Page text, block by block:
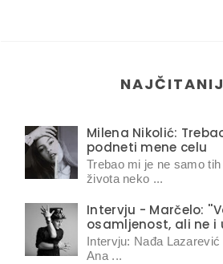
Milena Nikolić:
podneti mene celu
Trebao mi je ne samo
života neko ...
Intervju - Marčelo:
osamljenost, ali ne i
Intervju: Nađa
Ana ...